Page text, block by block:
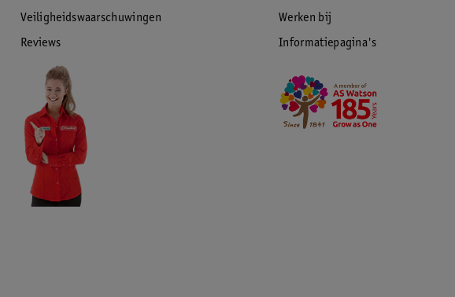
Veiligheidswaarschuwingen
Reviews
Werken bij
Informatiepagina's